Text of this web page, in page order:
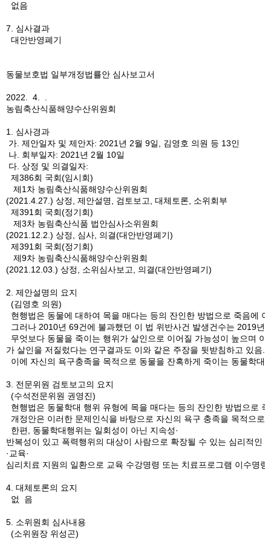
없음
7. 심사결과
대안반영폐기
동물보호법 일부개정법률안 심사보고서
2022. 4. .
농림축산식품해양수산위원회
1. 심사경과
가. 제안일자 및 제안자: 2021년 2월 9일, 김영호 의원 등 13인
나. 회부일자: 2021년 2월 10일
다. 상정 및 의결일자:
제386회 국회(임시회)
제1차 농림축산식품해양수산위원회
(2021.4.27.) 상정, 제안설명, 검토보고, 대체토론, 소위회부
제391회 국회(정기회)
제3차 농림축산식품 법안심사소위원회
(2021.12.2.) 상정, 심사, 의결(대안반영폐기)
제391회 국회(정기회)
제9차 농림축산식품해양수산위원회
(2021.12.03.) 상정, 소위심사보고, 의결(대안반영폐기)
2. 제안설명의 요지
(김영호 의원)
현행법은 동물에 대하여 목을 매다는 등의 잔인한 방법으로 죽음에
그러나 2010년 69건에 불과했던 이 법 위반사건 발생건수는 2019
무엇보다 동물을 죽이는 행위가 살인으로 이어질 가능성이 높으며
가 살인을 저질렀다는 연구결과도 이와 같은 주장을 뒷받침하고 있음.
이에 자신의 욕구충족을 목적으로 동물을 잔혹하게 죽이는 동물학
3. 전문위원 검토보고의 요지
(수석전문위원 권영진)
현행법은 동물학대 행위 유형에 목을 매다는 등의 잔인한 방법으로
개정안은 이러한 문제인식을 바탕으로 자신의 욕구 충족을 목적으
한편, 동물학대행위는 일회성이 아닌 지속성·
반복성이 있고 폭력행위의 대상이 사람으로 확장될 수 있는 심리적인
·교육·
심리치료 지원의 일환으로 교육 수강명령 또는 치료프로그램 이수명
4. 대체토론의 요지
없 음
5. 소위원회 심사내용
(소위원장 위성곤)